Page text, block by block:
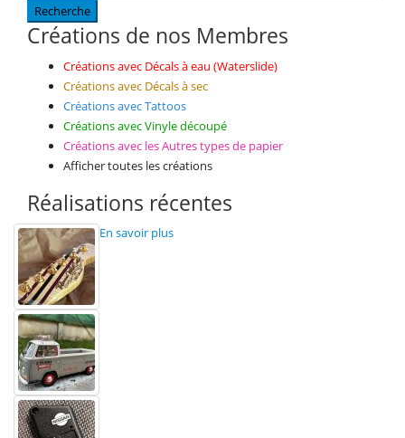
Recherche
Créations de nos Membres
Créations avec Décals à eau (Waterslide)
Créations avec Décals à sec
Créations avec Tattoos
Créations avec Vinyle découpé
Créations avec les Autres types de papier
Afficher toutes les créations
Réalisations récentes
En savoir plus